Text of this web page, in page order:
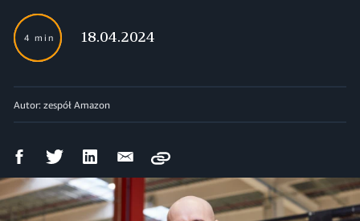
4 min 18.04.2024
Autor: zespół Amazon
Udostępnij
Facebooku
Udostępnij
Twitterze
Udostępnij
LinkedIn
Wyślij
Copy